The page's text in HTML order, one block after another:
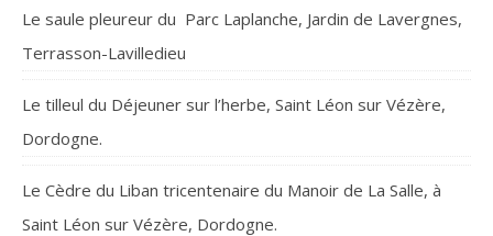
Le saule pleureur du Parc Laplanche, Jardin de Lavergnes,
Terrasson-Lavilledieu
Le tilleul du Déjeuner sur l’herbe, Saint Léon sur Vézère,
Dordogne.
Le Cèdre du Liban tricentenaire du Manoir de La Salle, à
Saint Léon sur Vézère, Dordogne.